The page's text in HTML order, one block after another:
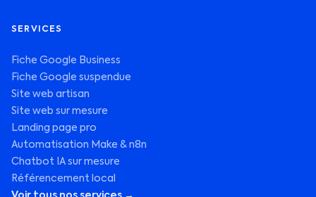
SERVICES
Fiche Google Business
Fiche Google suspendue
Site web artisan
Site web sur mesure
Landing page pro
Automatisation Make & n8n
Chatbot IA sur mesure
Référencement local